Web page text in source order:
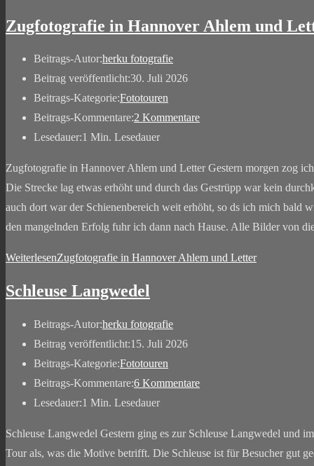
Zugfotografie in Hannover Ahlem und
Beitrags-Autor:herku fotografie
Beitrag veröffentlicht:30. Juli 2026
Beitrags-Kategorie:Fototouren
Beitrags-Kommentare:2 Kommentare
Lesedauer:1 Min. Lesedauer
Zugfotografie in Hannover Ahlem und Letter Gestern morgen zog
Die Strecke lag etwas erhöht und durch das Gestrüpp war kein
auch dort war der Schienenbereich weit erhöht, so ds ich mich bald
den mangelnden Erfolg fuhr ich dann nach Hause. Alle Bilder von
WeiterlesenZugfotografie in Hannover Ahlem und Letter
Schleuse Langwedel
Beitrags-Autor:herku fotografie
Beitrag veröffentlicht:15. Juli 2026
Beitrags-Kategorie:Fototouren
Beitrags-Kommentare:6 Kommentare
Lesedauer:1 Min. Lesedauer
Schleuse Langwedel Gestern ging es zur Schleuse Langwedel und
Tour als, was die Motive betrifft. Die Schleuse ist für Besucher gut